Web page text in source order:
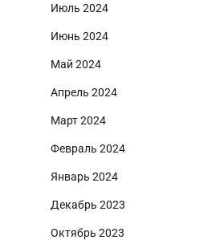
Июль 2024
Июнь 2024
Май 2024
Апрель 2024
Март 2024
Февраль 2024
Январь 2024
Декабрь 2023
Октябрь 2023